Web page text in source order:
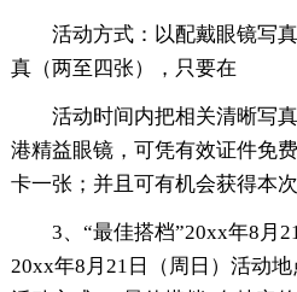
活动方式：以配戴眼镜写
真（两至四张），只要在
活动时间内把相关清晰写
港精益眼镜，可凭有效证件免
卡一张；并且可有机会获得本
3、“最佳搭档”20xx年8月
20xx年8月21日（周日）活动